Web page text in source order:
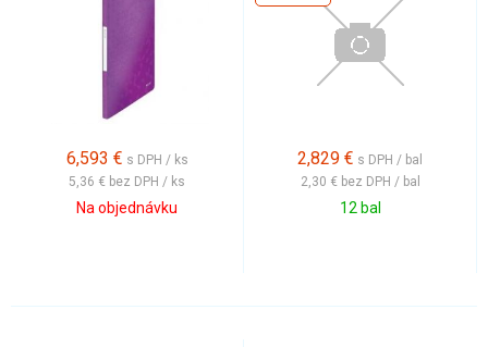
6,593 € s DPH / ks
5,36 € bez DPH / ks
Na objednávku
2,829 € s DPH / bal
2,30 € bez DPH / bal
12 bal